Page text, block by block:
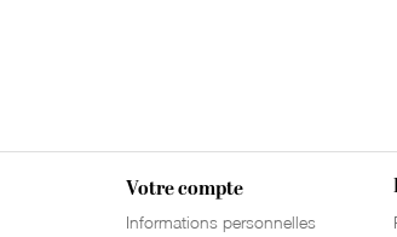
Votre compte
Informations personnelles